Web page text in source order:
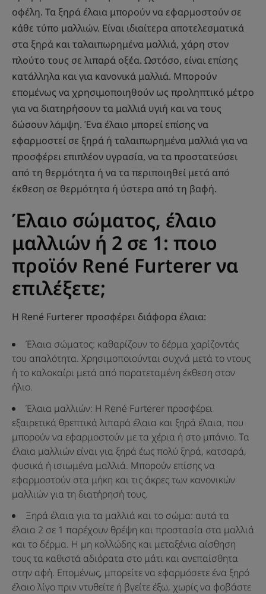
οφέλη. Τα ξηρά έλαια μπορούν να εφαρμοστούν σε
κάθε τύπο μαλλιών. Είναι ιδιαίτερα αποτελεσματικά
στα ξηρά και ταλαιπωρημένα μαλλιά, χάρη στον
πλούτο τους σε λιπαρά οξέα. Ωστόσο, είναι επίσης
κατάλληλα και για κανονικά μαλλιά. Μπορούν
επομένως να χρησιμοποιηθούν ως προληπτικό μέτρο
για να διατηρήσουν τα μαλλιά υγιή και να τους
δώσουν λάμψη. Ένα έλαιο μπορεί επίσης να
εφαρμοστεί σε ξηρά ή ταλαιπωρημένα μαλλιά για να
προσφέρει επιπλέον υγρασία, να τα προστατεύσει
από τη θερμότητα ή να τα περιποιηθεί μετά από
έκθεση σε θερμότητα ή ύστερα από τη βαφή.
Έλαιο σώματος, έλαιο
μαλλιών ή 2 σε 1: ποιο
προϊόν René Furterer να
επιλέξετε;
Η René Furterer προσφέρει διάφορα έλαια:
Έλαια σώματος: καθαρίζουν το δέρμα χαρίζοντάς
του απαλότητα. Χρησιμοποιούνται συχνά μετά το ντους
ή το καλοκαίρι μετά από παρατεταμένη έκθεση στον
ήλιο.
Έλαια μαλλιών: Η René Furterer προσφέρει
εξαιρετικά θρεπτικά λιπαρά έλαια και ξηρά έλαια, που
μπορούν να εφαρμοστούν με τα χέρια ή στο μπάνιο. Τα
έλαια μαλλιών είναι για ξηρά έως πολύ ξηρά, κατσαρά,
φυσικά ή ισιωμένα μαλλιά. Μπορούν επίσης να
εφαρμοστούν στα μήκη και τις άκρες των κανονικών
μαλλιών για τη διατήρησή τους.
Ξηρά έλαια για τα μαλλιά και το σώμα: αυτά τα
έλαια 2 σε 1 παρέχουν θρέψη και προστασία στα μαλλιά
και το δέρμα. Η μη κολλώδης και μεταξένια αίσθηση
τους τα καθιστά αδιόρατα στο μάτι και ανεπαίσθητα
στην αφή. Επομένως, μπορείτε να εφαρμόσετε ένα ξηρό
έλαιο λίγο πριν ντυθείτε ή βγείτε έξω, χωρίς να φοβάστε